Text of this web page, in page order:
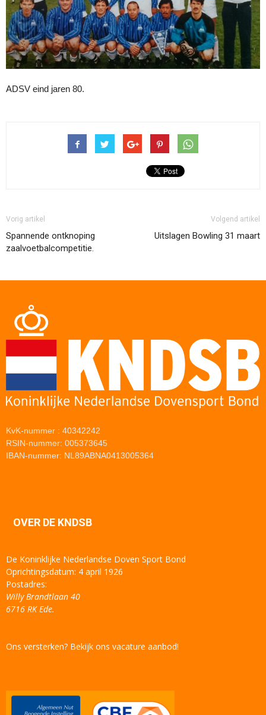
ADSV eind jaren 80.
Vorig artikel
Spannende ontknoping
zaalvoetbalcompetitie.
Volgend artikel
Uitslagen Bowling 31 maart
KvK-nummer : 40342242
RSIN-nummer: 005373645
IBAN-nummer: NL89ABNA0413005364
OVER DE KNDSB
De Koninklijke Nederlandse Doven Sport Bond
Oprichtingsdatum: 4 april 1926
Postadres:
Willy Brandtlaan 40
6716 RK Ede.
Ons versterken? Bekijk ons vacature aanbod!